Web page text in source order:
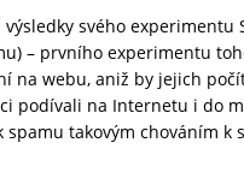
svého experimentu
– prvního experimentu
na webu, aniž by jejich
podívali na Internetu i do
takovým chováním k